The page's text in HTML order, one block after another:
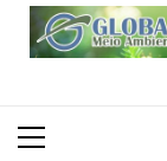
Primary